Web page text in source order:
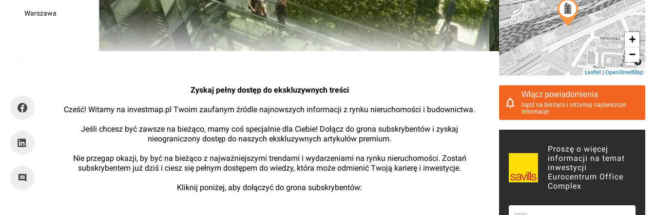
Warszawa
+
−
Leaflet |OpenStreetMap
Zyskaj pełny dostęp do ekskluzywnych treści
Cześć! Witamy na investmap.pl Twoim zaufanym źródle najnowszych informacji z rynku nieruchomości i budownictwa.
Jeśli chcesz być zawsze na bieżąco, mamy coś specjalnie dla Ciebie! Dołącz do grona subskrybentów i zyskaj
nieograniczony dostęp do naszych ekskluzywnych artykułów premium.
Nie przegap okazji, by być na bieżąco z najważniejszymi trendami i wydarzeniami na rynku nieruchomości. Zostań
subskrybentem już dziś i ciesz się pełnym dostępem do wiedzy, która może odmienić Twoją karierę i inwestycje.
Kliknij poniżej, aby dołączyć do grona subskrybentów:
Włącz powiadomienia
bądź na bieżąco i otrzymuj najświeższe
informacje
Proszę o więcej
informacji na temat
inwestycji
Eurocentrum Office
Complex